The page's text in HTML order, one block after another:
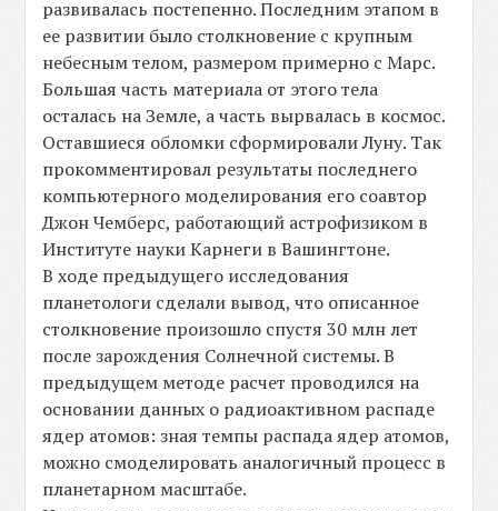
развивалась постепенно. Последним этапом в
ее развитии было столкновение с крупным
небесным телом, размером примерно с Марс.
Большая часть материала от этого тела
осталась на Земле, а часть вырвалась в космос.
Оставшиеся обломки сформировали Луну. Так
прокомментировал результаты последнего
компьютерного моделирования его соавтор
Джон Чемберс, работающий астрофизиком в
Институте науки Карнеги в Вашингтоне.
В ходе предыдущего исследования
планетологи сделали вывод, что описанное
столкновение произошло спустя 30 млн лет
после зарождения Солнечной системы. В
предыдущем методе расчет проводился на
основании данных о радиоактивном распаде
ядер атомов: зная темпы распада ядер атомов,
можно смоделировать аналогичный процесс в
планетарном масштабе.